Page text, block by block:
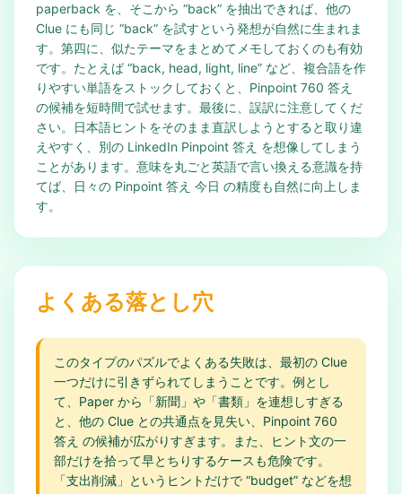
paperback を、そこから “back” を抽出できれば、他の
Clue にも同じ “back” を試すという発想が自然に生まれま
す。第四に、似たテーマをまとめてメモしておくのも有効
です。たとえば “back, head, light, line” など、複合語を作
りやすい単語をストックしておくと、Pinpoint 760 答え
の候補を短時間で試せます。最後に、誤訳に注意してくだ
さい。日本語ヒントをそのまま直訳しようとすると取り違
えやすく、別の LinkedIn Pinpoint 答え を想像してしまう
ことがあります。意味を丸ごと英語で言い換える意識を持
てば、日々の Pinpoint 答え 今日 の精度も自然に向上しま
す。
よくある落とし穴
このタイプのパズルでよくある失敗は、最初の Clue
一つだけに引きずられてしまうことです。例とし
て、Paper から「新聞」や「書類」を連想しすぎる
と、他の Clue との共通点を見失い、Pinpoint 760
答え の候補が広がりすぎます。また、ヒント文の一
部だけを拾って早とちりするケースも危険です。
「支出削減」というヒントだけで “budget” などを想